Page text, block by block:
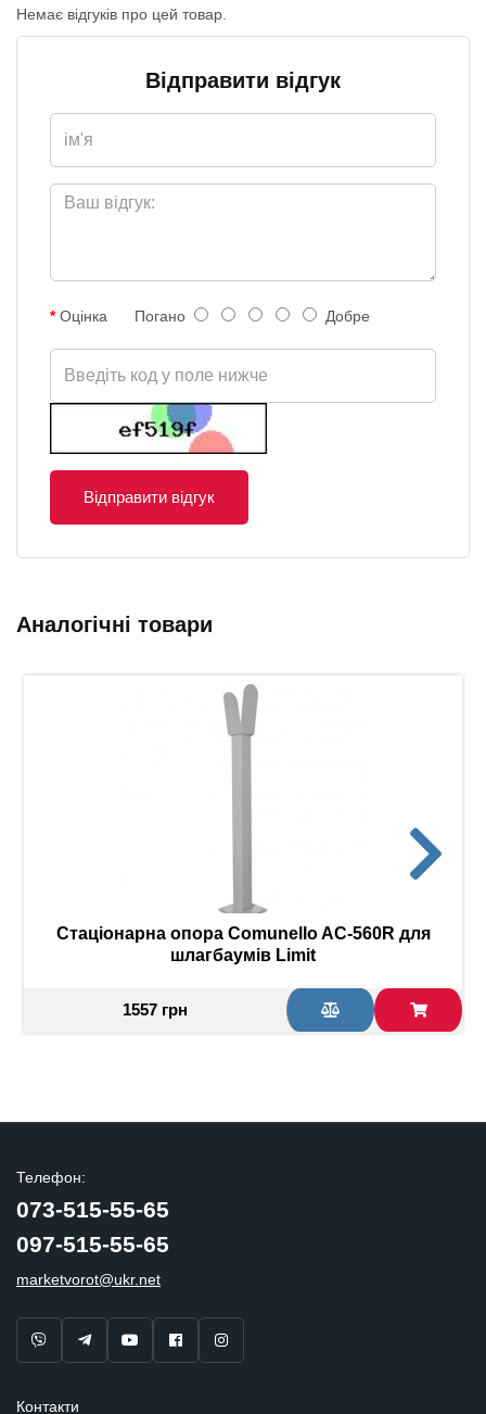
Немає відгуків про цей товар.
Відправити відгук
Оцінка Погано Добре
Відправити відгук
Аналогічні товари
Стаціонарна опора Comunello AC-560R для
шлагбаумів Limit
1557 грн
Телефон:
073-515-55-65
097-515-55-65
marketvorot@ukr.net
Контакти